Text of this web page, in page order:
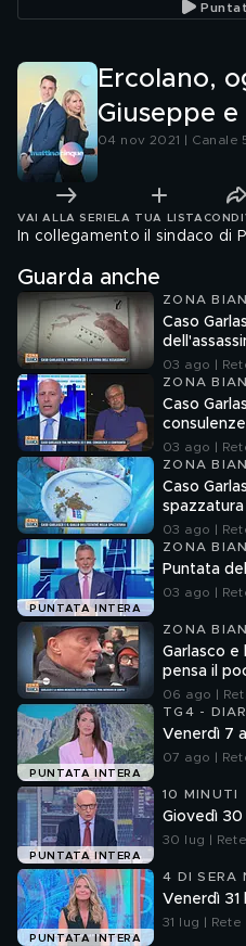
Ercolano,
Giuseppe e
04 nov 2021 | Canale
VAI ALLA SERIE LA TUA LISTA
In collegamento il sindaco di
Guarda anche
ZONA
Caso
03 ago |
ZONA
Caso
03 ago |
ZONA
Caso
spazzatura
03 ago |
PUNTATA INTERA
ZONA
Puntata
03 ago |
ZONA
Garlasco e
pensa il
06 ago |
PUNTATA INTERA
TG4 -
Venerdì 7
07 ago |
PUNTATA INTERA
10 MINUTI
Giovedì 30
30 lug |
PUNTATA INTERA
4 DI SERA
Venerdì 31
31 lug | Rete